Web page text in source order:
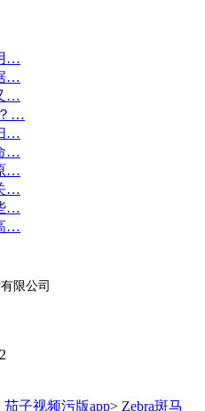
…
…
…
？…
…
…
…
…
…
…
限公司
茄子视频污版app> Zebra斑马